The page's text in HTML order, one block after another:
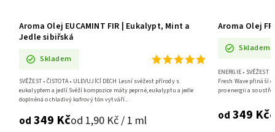
Aroma Olej EUCAMINT FIR | Eukalypt, Mint a
Jedle sibiřská
Skladem
od 349 Kčod 1,90 Kč / 1 ml
SVĚŽEST • ČISTOTA • ULEVUJÍCÍ DECH Lesní svěžest přírody s
eukalyptem a jedlí Svěží kompozice máty peprné, eukalyptu a jedle
doplněná o chladivý kafrový tón vytváří...
Aroma Olej
Skladem
od 349 Kč
ENERGIE •
Fresh Wave přináší
pro energii a